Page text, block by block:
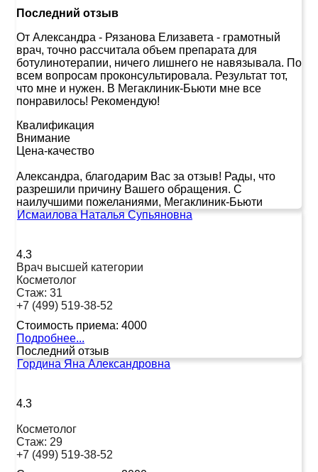
Последний отзыв
От Александра - Рязанова Елизавета - грамотный
врач, точно рассчитала объем препарата для
ботулинотерапии, ничего лишнего не навязывала. По
всем вопросам проконсультировала. Результат тот,
что мне и нужен. В Мегаклиник-Бьюти мне все
понравилось! Рекомендую!
Квалификация
Внимание
Цена-качество
Александра, благодарим Вас за отзыв! Рады, что
разрешили причину Вашего обращения. С
наилучшими пожеланиями, Мегаклиник-Бьюти
Исмаилова Наталья Супьяновна
4.3
Врач высшей категории
Косметолог
Стаж: 31
+7 (499) 519-38-52
Стоимость приема: 4000
Подробнее...
Последний отзыв
Гордина Яна Александровна
4.3
Косметолог
Стаж: 29
+7 (499) 519-38-52